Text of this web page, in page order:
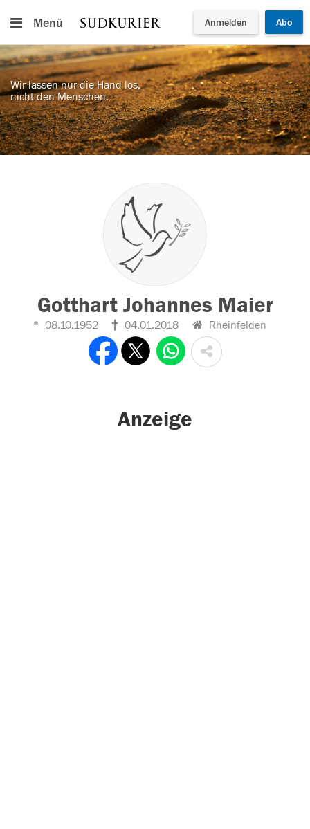
Menü Anmelden Abo
Wir lassen nur die Hand los,
nicht den Menschen.
Gotthart Johannes Maier
08.10.1952 04.01.2018 Rheinfelden
Anzeige